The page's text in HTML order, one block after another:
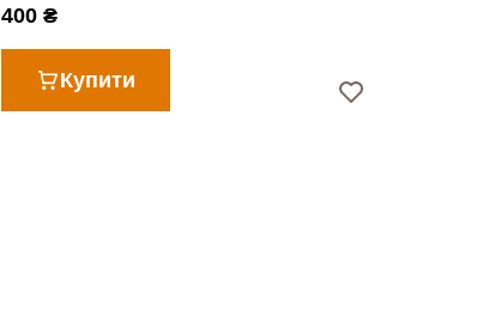
400 ₴
Купити